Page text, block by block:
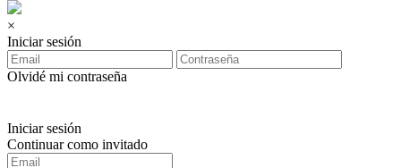
×
Iniciar sesión
Olvidé mi contraseña
Iniciar sesión
Continuar como invitado